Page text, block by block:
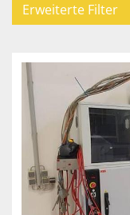
Erweiterte Filter
Hersteller